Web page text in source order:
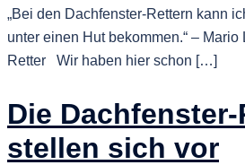
„Bei den Dachfenster-Rettern kann
unter einen Hut bekommen.“ –
Retter Wir haben hier schon […]
Die
stellen sich vor